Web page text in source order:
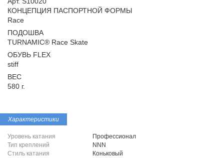
КОНЦЕПЦИЯ ПАСПОРТНОЙ ФОРМЫ
Race
ПОДОШВА
TURNAMIC® Race Skate
ОБУВЬ FLEX
stiff
ВЕС
580 г.
Характеристики
Уровень катания
Профессионал
Тип креплений
NNN
Стиль катания
Коньковый